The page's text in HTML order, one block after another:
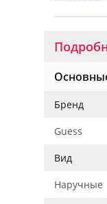
Бренд
Guess
Вид
Наручные